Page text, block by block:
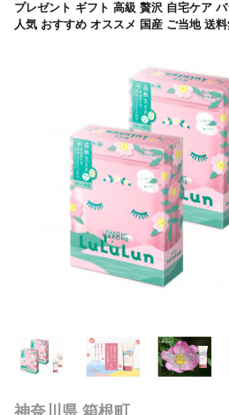
プレゼント ギフト 高級 贅沢 自宅ケア
人気 おすすめ オススメ 国産 ご当地 送
神奈川県 箱根町